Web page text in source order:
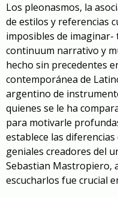
Los pleonasmos, la
de estilos y referencias
imposibles de imaginar-
continuum narrativo y
hecho sin precedentes
contemporánea de
argentino de
quienes se le ha
para motivarle
establece las
geniales creadores del
Sebastian Mastropiero,
escucharlos fue crucial